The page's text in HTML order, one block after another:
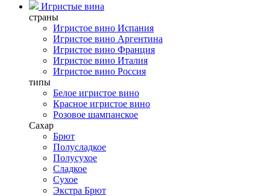
Игристые вина
страны
Игристое вино Испания
Игристое вино Аргентина
Игристое вино Франция
Игристое вино Италия
Игристое вино Россия
типы
Белое игристое вино
Красное игристое вино
Розовое шампанское
Сахар
Брют
Полусладкое
Полусухое
Сладкое
Сухое
Экстра Брют